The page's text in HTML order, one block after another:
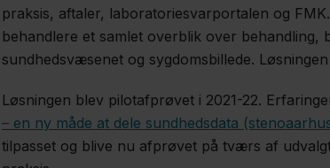
praksis, aftaler, laboratoriesvarportalen og
behandlere et samlet overblik over behandling,
sundhedsvæsenet og sygdomsbillede.
Løsningen blev pilotafprøvet i 2021-22.
– en ny måde at dele sundhedsdata
tilpasset og blive nu afprøvet på tværs af